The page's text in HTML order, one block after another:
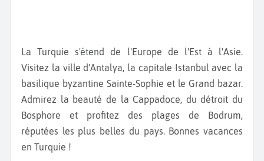
La Turquie s'étend de l'Europe de l'Est à l'Asie.
Visitez la ville d'Antalya, la capitale Istanbul avec la
basilique byzantine Sainte-Sophie et le Grand bazar.
Admirez la beauté de la Cappadoce, du détroit du
Bosphore et profitez des plages de Bodrum,
réputées les plus belles du pays. Bonnes vacances
en Turquie !